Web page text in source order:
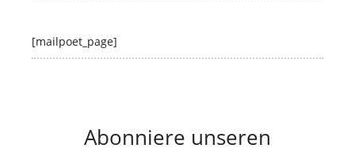
[mailpoet_page]
Abonniere unseren